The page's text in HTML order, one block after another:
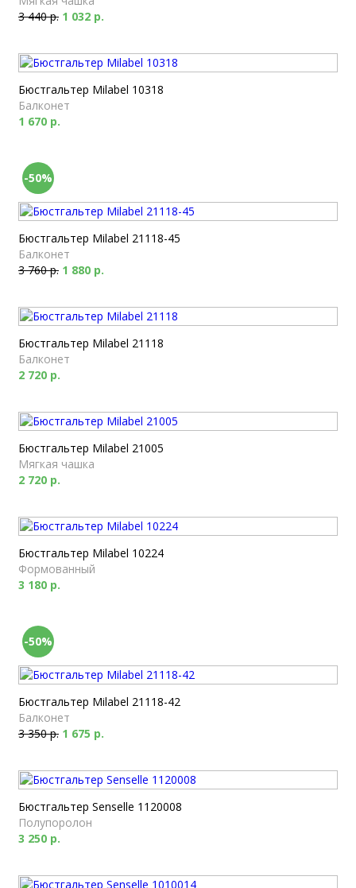
3 440 р. 1 032 р.
Бюстгальтер Milabel 10318
Балконет
1 670 р.
-50%
Бюстгальтер Milabel 21118-45
Балконет
3 760 р. 1 880 р.
Бюстгальтер Milabel 21118
Балконет
2 720 р.
Бюстгальтер Milabel 21005
Мягкая чашка
2 720 р.
Бюстгальтер Milabel 10224
Формованный
3 180 р.
-50%
Бюстгальтер Milabel 21118-42
Балконет
3 350 р. 1 675 р.
Бюстгальтер Senselle 1120008
Полупоролон
3 250 р.